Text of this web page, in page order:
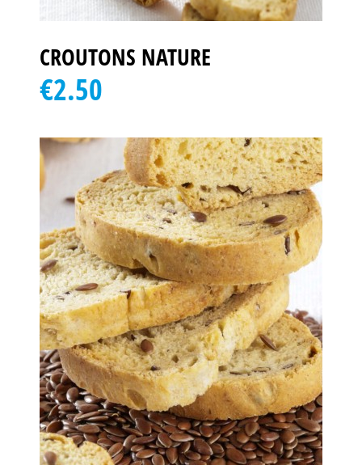
CROUTONS NATURE
€2.50